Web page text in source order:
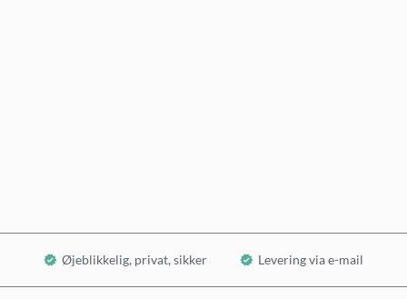
Øjeblikkelig, privat, sikker Levering via e-mail